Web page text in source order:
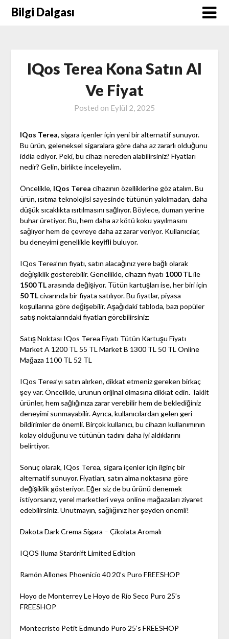
SkipBilgi Dalgası
IQos Terea Kona Satın Al
Ve Fiyat
Posted on Eylül 2, 2025
IQos Terea, sigara içenler için yeni bir alternatif sunuyor.
Bu ürün, geleneksel sigaralara göre daha az zararlı olduğunu
iddia ediyor. Peki, bu cihazı nereden alabilirsiniz? Fiyatları
nedir? Gelin, birlikte inceleyelim.
Öncelikle, IQos Terea cihazının özelliklerine göz atalım. Bu
ürün, ısıtma teknolojisi sayesinde tütünün yakılmadan, daha
düşük sıcaklıkta ısıtılmasını sağlıyor. Böylece, duman yerine
buhar üretiyor. Bu, hem daha az kötü koku yayılmasını
sağlıyor hem de çevreye daha az zarar veriyor. Kullanıcılar,
bu deneyimi genellikle keyifli buluyor.
IQos Terea’nın fiyatı, satın alacağınız yere bağlı olarak
değişiklik gösterebilir. Genellikle, cihazın fiyatı 1000 TLile
1500 TLarasında değişiyor. Tütün kartuşları ise, her biri için
50 TLcivarında bir fiyata satılıyor. Bu fiyatlar, piyasa
koşullarına göre değişebilir. Aşağıdaki tabloda, bazı popüler
satış noktalarındaki fiyatları görebilirsiniz:
Satış Noktası IQos Terea Fiyatı Tütün Kartuşu Fiyatı
Market A 1200 TL 55 TL Market B 1300 TL 50 TL Online
Mağaza 1100 TL 52 TL
IQos Terea’yı satın alırken, dikkat etmeniz gereken birkaç
şey var. Öncelikle, ürünün orijinal olmasına dikkat edin. Taklit
ürünler, hem sağlığınıza zarar verebilir hem de beklediğiniz
deneyimi sunmayabilir. Ayrıca, kullanıcılardan gelen geri
bildirimler de önemli. Birçok kullanıcı, bu cihazın kullanımının
kolay olduğunu ve tütünün tadını daha iyi aldıklarını
belirtiyor.
Sonuç olarak, IQos Terea, sigara içenler için ilginç bir
alternatif sunuyor. Fiyatları, satın alma noktasına göre
değişiklik gösteriyor. Eğer siz de bu ürünü denemek
istiyorsanız, yerel marketleri veya online mağazaları ziyaret
edebilirsiniz. Unutmayın, sağlığınız her şeyden önemli!
Dakota Dark Crema Sigara – Çikolata Aromalı
IQOS Iluma Stardrift Limited Edition
Ramón Allones Phoenicio 40 20’s Puro FREESHOP
Hoyo de Monterrey Le Hoyo de Río Seco Puro 25’s
FREESHOP
Montecristo Petit Edmundo Puro 25’s FREESHOP